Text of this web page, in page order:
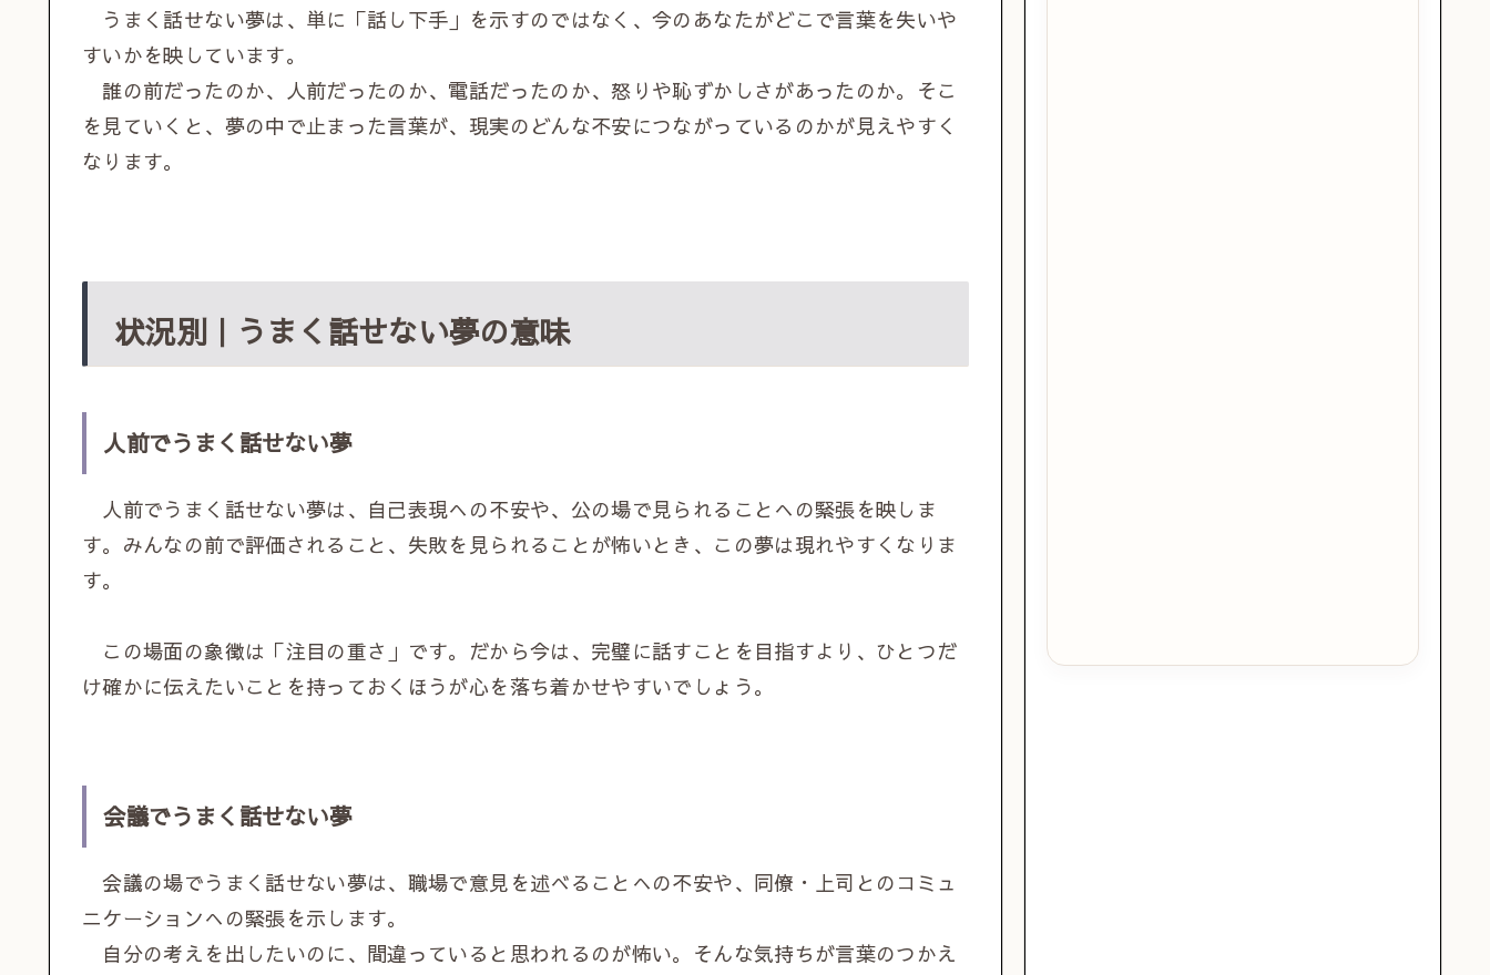
うまく話せない夢は、単に「話し下手」を示すのではなく、今のあなたがどこで言葉を失いや
すいかを映しています。
誰の前だったのか、人前だったのか、電話だったのか、怒りや恥ずかしさがあったのか。そこ
を見ていくと、夢の中で止まった言葉が、現実のどんな不安につながっているのかが見えやすく
なります。
状況別｜うまく話せない夢の意味
人前でうまく話せない夢
人前でうまく話せない夢は、自己表現への不安や、公の場で見られることへの緊張を映しま
す。みんなの前で評価されること、失敗を見られることが怖いとき、この夢は現れやすくなりま
す。
この場面の象徴は「注目の重さ」です。だから今は、完璧に話すことを目指すより、ひとつだ
け確かに伝えたいことを持っておくほうが心を落ち着かせやすいでしょう。
会議でうまく話せない夢
会議の場でうまく話せない夢は、職場で意見を述べることへの不安や、同僚・上司とのコミュ
ニケーションへの緊張を示します。
自分の考えを出したいのに、間違っていると思われるのが怖い。そんな気持ちが言葉のつかえ